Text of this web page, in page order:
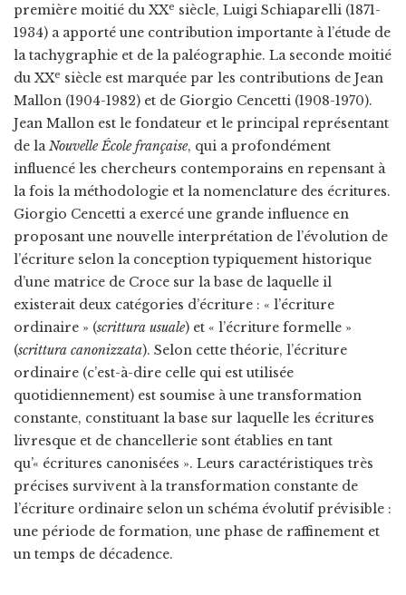
première moitié du XXe siècle, Luigi Schiaparelli (1871-
1934) a apporté une contribution importante à l’étude de
la tachygraphie et de la paléographie. La seconde moitié
du XXe siècle est marquée par les contributions de Jean
Mallon (1904-1982) et de Giorgio Cencetti (1908-1970).
Jean Mallon est le fondateur et le principal représentant
de laNouvelle École française, qui a profondément
influencé les chercheurs contemporains en repensant à
la fois la méthodologie et la nomenclature des écritures.
Giorgio Cencetti a exercé une grande influence en
proposant une nouvelle interprétation de l’évolution de
l’écriture selon la conception typiquement historique
d’une matrice de Croce sur la base de laquelle il
existerait deux catégories d’écriture : « l’écriture
ordinaire » (scrittura usuale) et « l’écriture formelle »
(scrittura canonizzata). Selon cette théorie, l’écriture
ordinaire (c’est-à-dire celle qui est utilisée
quotidiennement) est soumise à une transformation
constante, constituant la base sur laquelle les écritures
livresque et de chancellerie sont établies en tant
qu’« écritures canonisées ». Leurs caractéristiques très
précises survivent à la transformation constante de
l’écriture ordinaire selon un schéma évolutif prévisible :
une période de formation, une phase de raffinement et
un temps de décadence.